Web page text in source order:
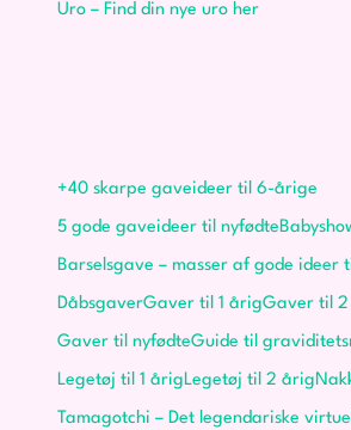
Uro – Find din nye uro her
+40 skarpe gaveideer til 6-årige
5 gode gaveideer til nyfødte
DåbsgaverGaver til 1 årigGaver til
Gaver til nyfødteGuide til
Legetøj til 1 årigLegetøj til 2 årig
Tamagotchi – Det legendariske